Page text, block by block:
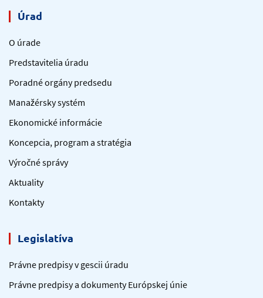
Úrad
O úrade
Predstavitelia úradu
Poradné orgány predsedu
Manažérsky systém
Ekonomické informácie
Koncepcia, program a stratégia
Výročné správy
Aktuality
Kontakty
Legislatíva
Právne predpisy v gescii úradu
Právne predpisy a dokumenty Európskej únie